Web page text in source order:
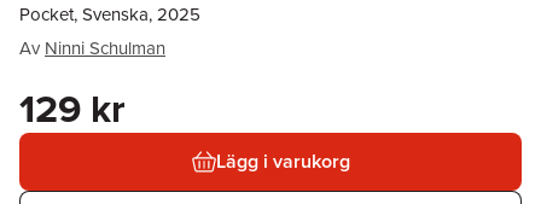
Pocket, Svenska, 2025
Av Ninni Schulman
129 kr
Lägg i varukorg